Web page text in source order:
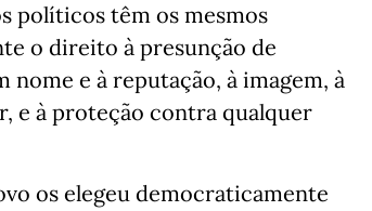
políticos têm os mesmos
o direito à presunção de
e à reputação, à imagem, à
e à proteção contra qualquer
os elegeu democraticamente